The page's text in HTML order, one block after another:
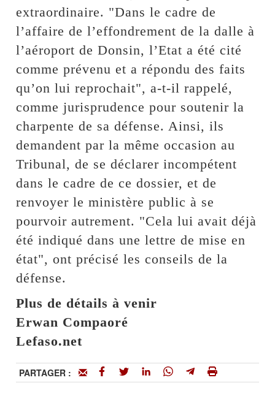
extraordinaire. "Dans le cadre de
l’affaire de l’effondrement de la dalle à
l’aéroport de Donsin, l’Etat a été cité
comme prévenu et a répondu des faits
qu’on lui reprochait", a-t-il rappelé,
comme jurisprudence pour soutenir la
charpente de sa défense. Ainsi, ils
demandent par la même occasion au
Tribunal, de se déclarer incompétent
dans le cadre de ce dossier, et de
renvoyer le ministère public à se
pourvoir autrement. "Cela lui avait déjà
été indiqué dans une lettre de mise en
état", ont précisé les conseils de la
défense.
Plus de détails à venir
Erwan Compaoré
Lefaso.net
PARTAGER :